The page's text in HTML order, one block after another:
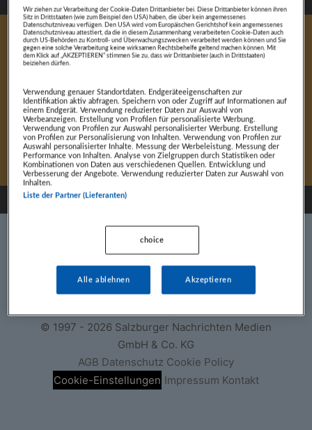
8. Januar 2025
Stefanie Marusa, nominiert in der Leonidas
Kategorie Sportlerin des Jahres
© 1997 - 2026 Salzburger Nachrichten Medien
GmbH & Co. KG
AGB Datenschutz Cookie Policy
Cookie-Einstellungen Impressum Kontakt
Wir ziehen zur Verarbeitung der Cookie-Daten Drittanbieter bei. Diese Drittanbieter können ihren
Sitz in Drittstaaten (wie zum Beispiel den USA) haben, die über kein angemessenes
Datenschutzniveau verfügen. Den USA wird vom Europäischen Gerichtshof kein angemessenes
Datenschutzniveau attestiert, da die in diesem Zusammenhang verarbeiteten Cookie-Daten auch
durch US-Behörden zu Kontroll- und Überwachungszwecken verarbeitet werden können und Sie
gegen eine solche Verarbeitung keine wirksamen Rechtsbehelfe geltend machen können. Mit
dem Klick auf „AKZEPTIEREN“ stimmen Sie zu, dass wir Drittanbieter (auch in Drittstaaten)
beiziehen dürfen.
Verwendung genauer Standortdaten. Endgeräteeigenschaften zur
Identifikation aktiv abfragen. Speichern von oder Zugriff auf Informationen auf
einem Endgerät. Verwendung reduzierter Daten zur Auswahl von
Werbeanzeigen. Erstellung von Profilen für personalisierte Werbung.
Verwendung von Profilen zur Auswahl personalisierter Werbung. Erstellung
von Profilen zur Personalisierung von Inhalten. Verwendung von Profilen zur
Auswahl personalisierter Inhalte. Messung der Werbeleistung. Messung der
Performance von Inhalten. Analyse von Zielgruppen durch Statistiken oder
Kombinationen von Daten aus verschiedenen Quellen. Entwicklung und
Verbesserung der Angebote. Verwendung reduzierter Daten zur Auswahl von
Inhalten.
Liste der Partner (Lieferanten)
choice
Alle ablehnen Akzeptieren